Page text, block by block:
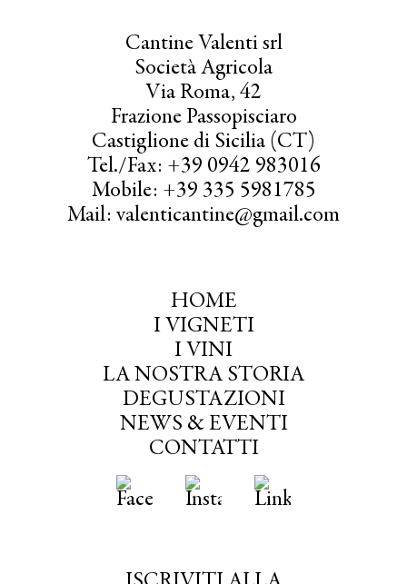
Cantine Valenti srl
Società Agricola
Via Roma, 42
Frazione Passopisciaro
Castiglione di Sicilia (CT)
Tel./Fax: +39 0942 983016
Mobile: +39 335 5981785
Mail: valenticantine@gmail.com
HOME
I VIGNETI
I VINI
LA NOSTRA STORIA
DEGUSTAZIONI
NEWS & EVENTI
CONTATTI